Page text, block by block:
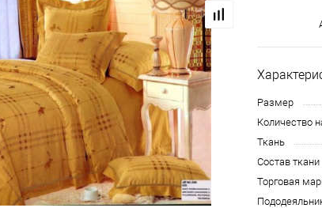
Размер
Количество
Ткань
Состав ткани
Торговая